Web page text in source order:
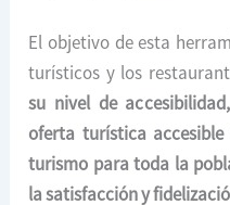
El objetivo de esta
turísticos y los
su nivel de
oferta turística
turismo para toda la
la satisfacción y